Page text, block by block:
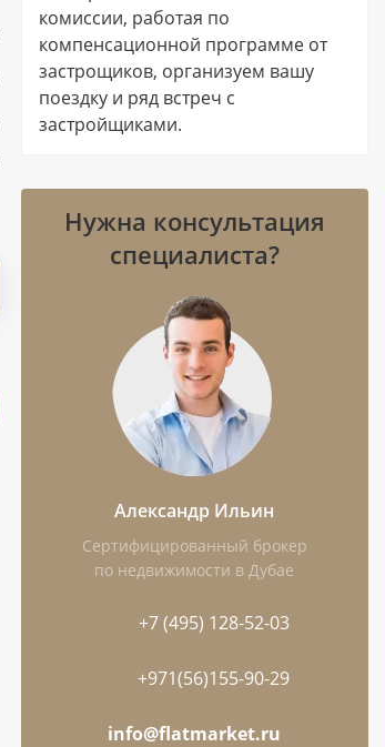
комиссии, работая по
компенсационной программе от
застрощиков, организуем вашу
поездку и ряд встреч с
застройщиками.
Нужна консультация
специалиста?
Александр Ильин
Сертифицированный брокер
по недвижимости в Дубае
+7 (495) 128-52-03
+971(56)155-90-29
info@flatmarket.ru